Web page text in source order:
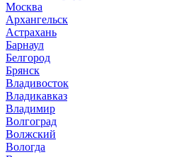
Москва
Архангельск
Астрахань
Барнаул
Белгород
Брянск
Владивосток
Владикавказ
Владимир
Волгоград
Волжский
Вологда